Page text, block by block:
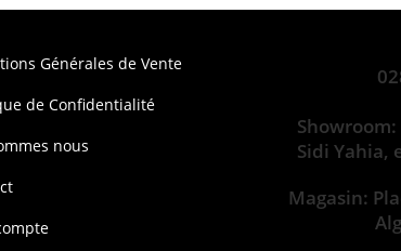
Générales de Vente
de Confidentialité
nous
Sidi Yahia,
Magasin: